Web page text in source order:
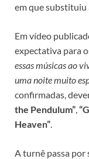
em que substituiu
Em vídeo
expectativa para
essas músicas ao
uma noite muito
confirmadas,
the Pendulum”,
Heaven”.
A turnê passa por